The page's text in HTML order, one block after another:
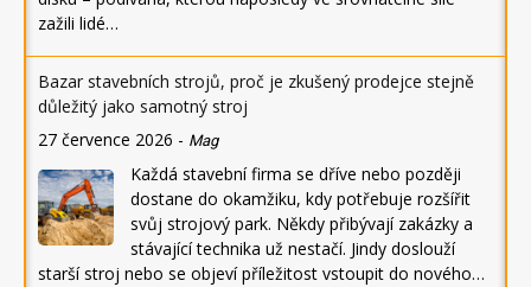
zažili lidé…
Bazar stavebních strojů, proč je zkušený prodejce stejně
důležitý jako samotný stroj
27 července 2026 - Mag
Každá stavební firma se dříve nebo později
dostane do okamžiku, kdy potřebuje rozšířit
svůj strojový park. Někdy přibývají zakázky a
stávající technika už nestačí. Jindy doslouží
starší stroj nebo se objeví příležitost vstoupit do nového…